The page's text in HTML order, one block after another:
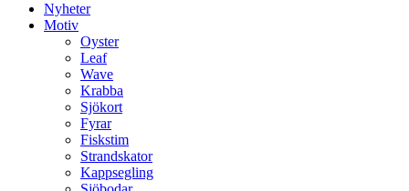
Nyheter
Motiv
Oyster
Leaf
Wave
Krabba
Sjökort
Fyrar
Fiskstim
Strandskator
Kappsegling